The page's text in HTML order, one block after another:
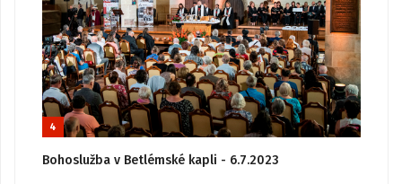
4
Bohoslužba v Betlémské kapli - 6.7.2023